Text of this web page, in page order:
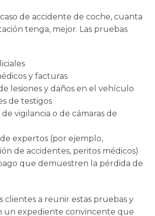
de accidente de coche, cuanta
tenga, mejor. Las pruebas
y facturas
lesiones y daños en el vehículo
de testigos
vigilancia o de cámaras de
expertos (por ejemplo,
de accidentes, peritos médicos)
que demuestren la pérdida de
clientes a reunir estas pruebas y
un expediente convincente que